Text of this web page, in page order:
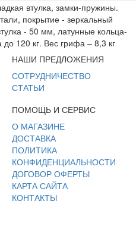
втулка, замки-пружины.
покрытие - зеркальный
- 50 мм, латунные кольца-
до 120 кг. Вес грифа – 8,3 кг
НАШИ ПРЕДЛОЖЕНИЯ
СОТРУДНИЧЕСТВО
СТАТЬИ
ПОМОЩЬ И СЕРВИС
О МАГАЗИНЕ
ДОСТАВКА
ПОЛИТИКА
КОНФИДЕНЦИАЛЬНОСТИ
ДОГОВОР ОФЕРТЫ
КАРТА САЙТА
КОНТАКТЫ